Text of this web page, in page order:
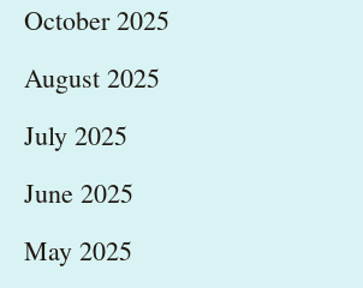
October 2025
August 2025
July 2025
June 2025
May 2025